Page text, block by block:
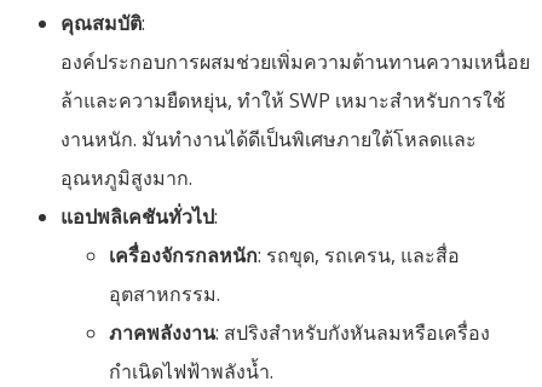
คุณสมบัติ:
องค์ประกอบการผสมช่วยเพิ่มความต้านทานความเหนื่อย
ล้าและความยืดหยุ่น, ทำให้ SWP เหมาะสำหรับการใช้
งานหนัก. มันทำงานได้ดีเป็นพิเศษภายใต้โหลดและ
อุณหภูมิสูงมาก.
แอปพลิเคชันทั่วไป:
เครื่องจักรกลหนัก: รถขุด, รถเครน, และสื่อ
อุตสาหกรรม.
ภาคพลังงาน: สปริงสำหรับกังหันลมหรือเครื่อง
กำเนิดไฟฟ้าพลังน้ำ.